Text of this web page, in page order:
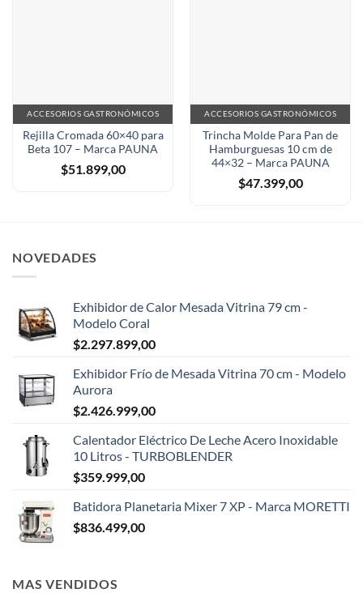
ACCESORIOS GASTRONÓMICOS
Rejilla Cromada 60×40 para
Beta 107 – Marca PAUNA
$51.899,00
ACCESORIOS GASTRONÓMICOS
Trincha Molde Para Pan de
Hamburguesas 10 cm de
44×32 – Marca PAUNA
$47.399,00
NOVEDADES
Exhibidor de Calor Mesada Vitrina 79 cm -
Modelo Coral
$2.297.899,00
Exhibidor Frío de Mesada Vitrina 70 cm - Modelo
Aurora
$2.426.999,00
Calentador Eléctrico De Leche Acero Inoxidable
10 Litros - TURBOBLENDER
$359.999,00
Batidora Planetaria Mixer 7 XP - Marca MORETTI
$836.499,00
MAS VENDIDOS